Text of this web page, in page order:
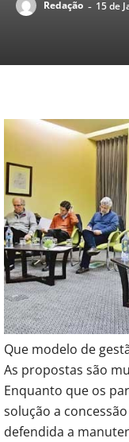
Redação - 15 de
Que modelo de
As propostas são
Enquanto que os
solução a
defendida a